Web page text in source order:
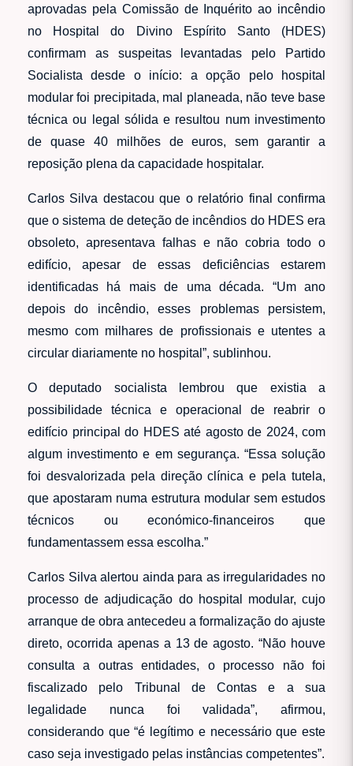
aprovadas pela Comissão de Inquérito ao incêndio
no Hospital do Divino Espírito Santo (HDES)
confirmam as suspeitas levantadas pelo Partido
Socialista desde o início: a opção pelo hospital
modular foi precipitada, mal planeada, não teve base
técnica ou legal sólida e resultou num investimento
de quase 40 milhões de euros, sem garantir a
reposição plena da capacidade hospitalar.
Carlos Silva destacou que o relatório final confirma
que o sistema de deteção de incêndios do HDES era
obsoleto, apresentava falhas e não cobria todo o
edifício, apesar de essas deficiências estarem
identificadas há mais de uma década. “Um ano
depois do incêndio, esses problemas persistem,
mesmo com milhares de profissionais e utentes a
circular diariamente no hospital”, sublinhou.
O deputado socialista lembrou que existia a
possibilidade técnica e operacional de reabrir o
edifício principal do HDES até agosto de 2024, com
algum investimento e em segurança. “Essa solução
foi desvalorizada pela direção clínica e pela tutela,
que apostaram numa estrutura modular sem estudos
técnicos ou económico-financeiros que
fundamentassem essa escolha.”
Carlos Silva alertou ainda para as irregularidades no
processo de adjudicação do hospital modular, cujo
arranque de obra antecedeu a formalização do ajuste
direto, ocorrida apenas a 13 de agosto. “Não houve
consulta a outras entidades, o processo não foi
fiscalizado pelo Tribunal de Contas e a sua
legalidade nunca foi validada”, afirmou,
considerando que “é legítimo e necessário que este
caso seja investigado pelas instâncias competentes”.